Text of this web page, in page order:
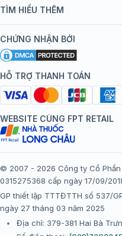
bán hàng
Chính sách nội dung
Chính sách bảo mật
Chính sách bảo mật dữ liệu
Chính sách thanh toán
Chính sách đổi trả gói, mũi
FPT Long Châu
Thể lệ chương trình “Tích
Danh mục vắc xin
Đội ngũ bác sĩ, chuyên gia
Hệ thống trung tâm tiêm
TÌM HIỂU THÊM
Khuyến mãi
Tôi nên tiêm gì?
Tiêm chủng đi nước ngoài
CHỨNG NHẬN BỞI
HỖ TRỢ THANH TOÁN
WEBSITE CÙNG FPT RETAIL
© 2007 - 2026 Công ty Cổ Phần
0315275368 cấp ngày 17/09/
GP thiết lập TTTĐTTH số 537/
ngày 27 tháng 03 năm 2025
Địa chỉ: 379-381 Hai Bà